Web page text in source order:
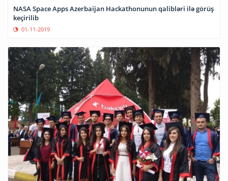
NASA Space Apps Azerbaijan Hackathonunun qalibləri ilə görüş
keçirilib
01-11-2019